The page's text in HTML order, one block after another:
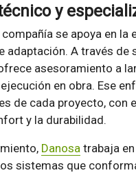
y
se apoya en
adaptación. A través
asesoramiento a
en obra. Ese
de cada proyecto, con
y la durabilidad.
Danosatrabaja
sistemas que